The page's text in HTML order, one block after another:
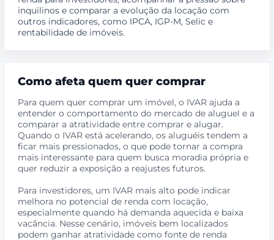
inquilinos e comparar a evolução da locação com
outros indicadores, como IPCA, IGP-M, Selic e
rentabilidade de imóveis.
Como afeta quem quer comprar
Para quem quer comprar um imóvel, o IVAR ajuda a
entender o comportamento do mercado de aluguel e a
comparar a atratividade entre comprar e alugar.
Quando o IVAR está acelerando, os aluguéis tendem a
ficar mais pressionados, o que pode tornar a compra
mais interessante para quem busca moradia própria e
quer reduzir a exposição a reajustes futuros.
Para investidores, um IVAR mais alto pode indicar
melhora no potencial de renda com locação,
especialmente quando há demanda aquecida e baixa
vacância. Nesse cenário, imóveis bem localizados
podem ganhar atratividade como fonte de renda